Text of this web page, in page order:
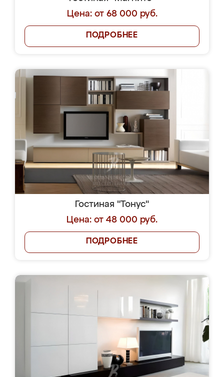
Цена: от 68 000 руб.
ПОДРОБНЕЕ
Гостиная "Тонус"
Цена: от 48 000 руб.
ПОДРОБНЕЕ